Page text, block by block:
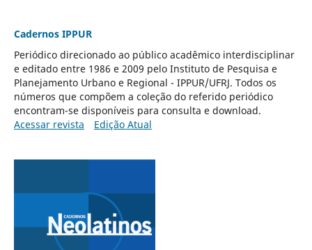
Cadernos IPPUR
Periódico direcionado ao público acadêmico interdisciplinar
e editado entre 1986 e 2009 pelo Instituto de Pesquisa e
Planejamento Urbano e Regional - IPPUR/UFRJ. Todos os
números que compõem a coleção do referido periódico
encontram-se disponíveis para consulta e download.
Acessar revista
Edição Atual